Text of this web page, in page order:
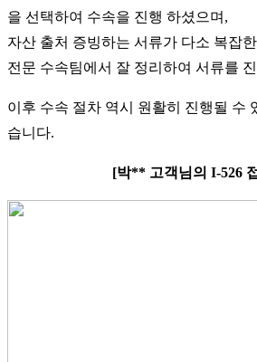
을 선택하여 수속을 진행 하셨으며,
자산 출처 증빙하는 서류가 다소 복잡
전문 수속팀에서 잘 정리하여 서류를
이후 수속 절차 역시 원활히 진행될 수
습니다.
[박** 고객님의 I-526